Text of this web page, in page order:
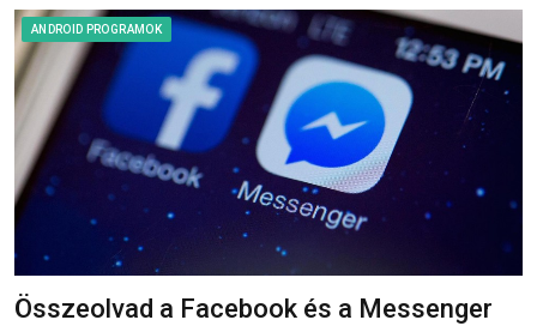
ANDROID PROGRAMOK
Összeolvad a Facebook és a Messenger